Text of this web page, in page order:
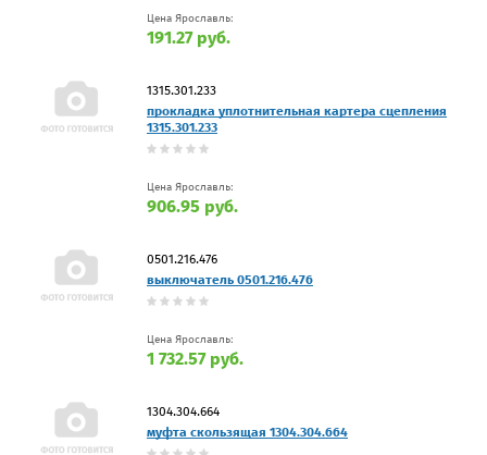
Цена Ярославль:
191.27 руб.
1315.301.233
прокладка уплотнительная картера сцепления
1315.301.233
Цена Ярославль:
906.95 руб.
0501.216.476
выключатель 0501.216.476
Цена Ярославль:
1 732.57 руб.
1304.304.664
муфта скользящая 1304.304.664